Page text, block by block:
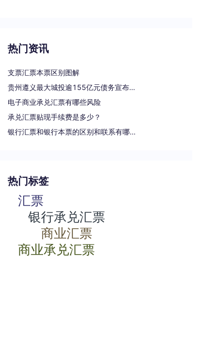
热门资讯
支票汇票本票区别图解
贵州遵义最大城投逾155亿元债务宣布重组
电子商业承兑汇票有哪些风险
承兑汇票贴现手续费是多少？
银行汇票和银行本票的区别和联系有哪些（一文读懂支票、本票和汇票的区别）
热门标签
汇票
银行承兑汇票
商业汇票
商业承兑汇票